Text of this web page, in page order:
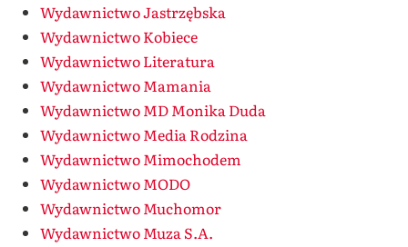
Wydawnictwo Jastrzębska
Wydawnictwo Kobiece
Wydawnictwo Literatura
Wydawnictwo Mamania
Wydawnictwo MD Monika Duda
Wydawnictwo Media Rodzina
Wydawnictwo Mimochodem
Wydawnictwo MODO
Wydawnictwo Muchomor
Wydawnictwo Muza S.A.